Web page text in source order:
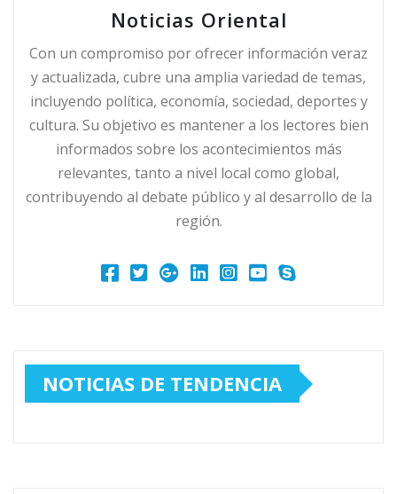
Noticias Oriental
Con un compromiso por ofrecer información veraz
y actualizada, cubre una amplia variedad de temas,
incluyendo política, economía, sociedad, deportes y
cultura. Su objetivo es mantener a los lectores bien
informados sobre los acontecimientos más
relevantes, tanto a nivel local como global,
contribuyendo al debate público y al desarrollo de la
región.
NOTICIAS DE TENDENCIA